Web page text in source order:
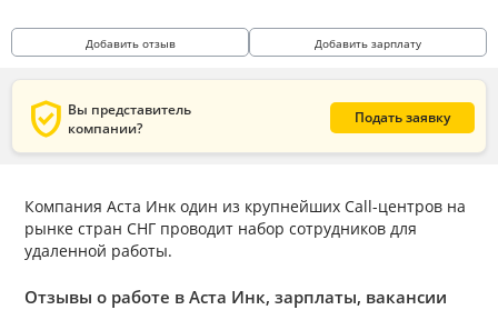
Добавить отзыв Добавить зарплату
verified_user Вы представитель
компании?
Подать заявку
Компания Аста Инк один из крупнейших Call-центров на
рынке стран СНГ проводит набор сотрудников для
удаленной работы.
Отзывы о работе в Аста Инк, зарплаты, вакансии